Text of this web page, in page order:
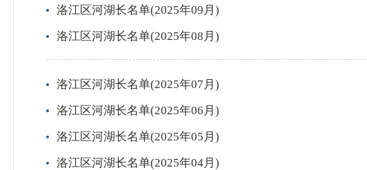
洛江区河湖长名单(2025年09月)
洛江区河湖长名单(2025年08月)
洛江区河湖长名单(2025年07月)
洛江区河湖长名单(2025年06月)
洛江区河湖长名单(2025年05月)
洛江区河湖长名单(2025年04月)